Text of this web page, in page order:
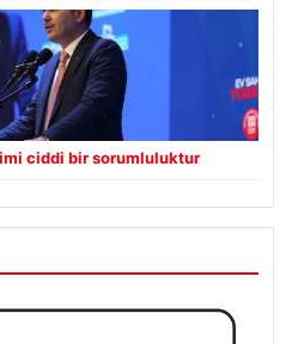
ciddi bir sorumluluktur